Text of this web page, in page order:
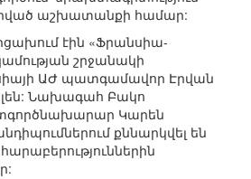
աշխատանքի համար:
էին «Ֆրանսիա-
շրջանակի
ԱԺ պատգամավոր Էրվան
Նախագահ Բակո
Կարեն
քննարկվել են